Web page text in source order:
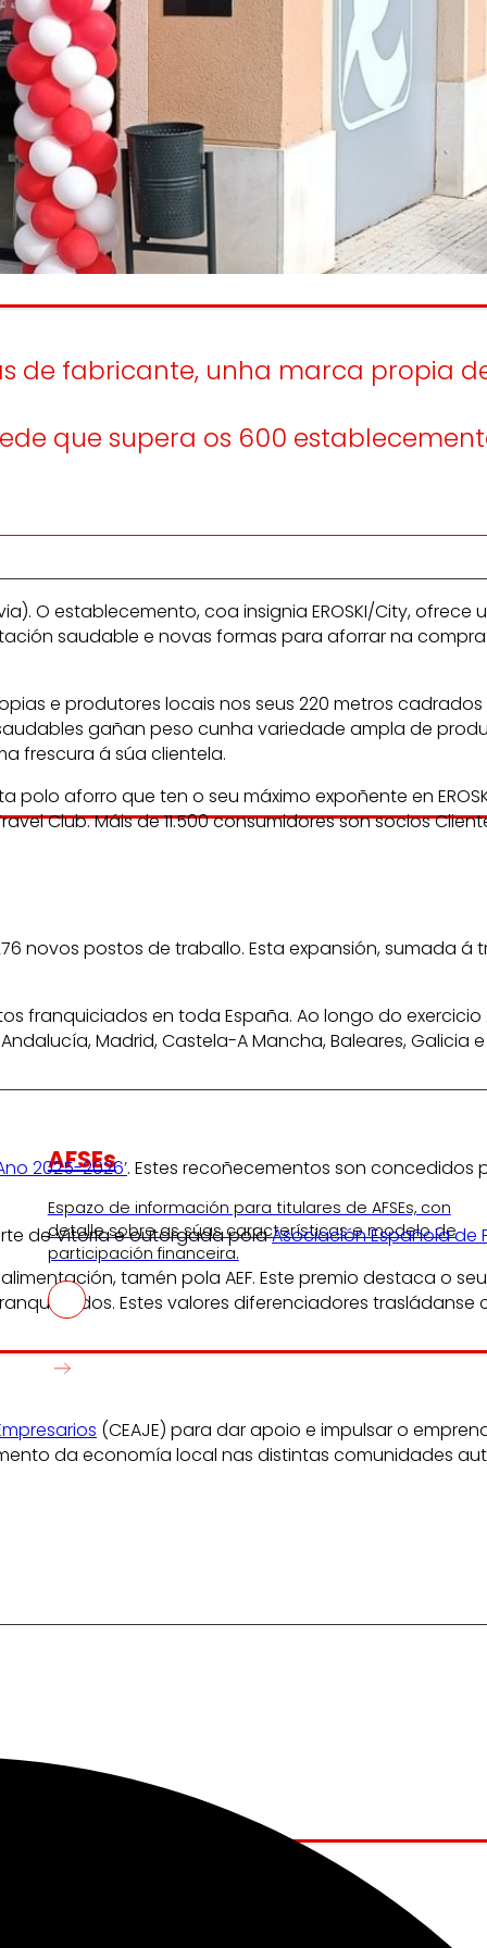
a
e o
das
Escoitamos e
as persoas
AFSEs
Espazo de información para titulares de AFSEs, con
detalle sobre as súas características e modelo de
participación financeira.
de fabricante, unha marca propia
que supera os 600
O establecemento, coa insignia EROSKI/City,
saudable e novas formas para aforrar na
e produtores locais nos seus 220 metros
gañan peso cunha variedade ampla de
frescura á súa clientela.
aforro que ten o seu máximo expoñente en
Club. Máis de 11.500 consumidores son socios
novos postos de traballo. Esta expansión, sumada
franquiciados en toda España. Ao longo do
Madrid, Castela-A Mancha, Baleares, Galicia
2025-2026’. Estes recoñecementos son
de Vitoria e outorgada polaAsociación Española de
tamén pola AEF. Este premio destaca o
Estes valores diferenciadores
(CEAJE) para dar apoio e impulsar o
da economía local nas distintas comunidades